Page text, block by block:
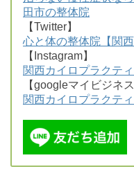
田市の整体院
【Twitter】
心と体の整体院【関
【Instagram】
関西カイロプラクテ
【googleマイビジネ
関西カイロプラクテ